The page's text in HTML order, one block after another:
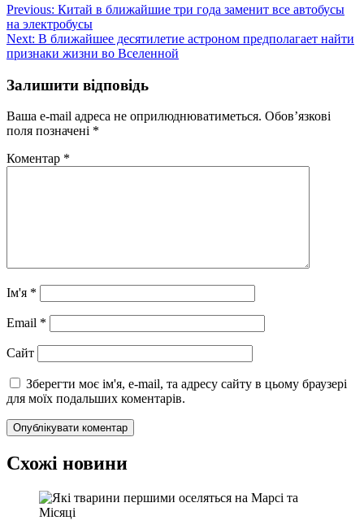
Навігація
записів
Previous: Китай в ближайшие три года заменит все автобусы
на электробусы
Next: В ближайшее десятилетие астроном предполагает найти
признаки жизни во Вселенной
Залишити відповідь
Ваша e-mail адреса не оприлюднюватиметься. Обов’язкові
поля позначені *
Коментар *
Ім'я *
Email *
Сайт
Зберегти моє ім'я, e-mail, та адресу сайту в цьому браузері
для моїх подальших коментарів.
Схожі новини